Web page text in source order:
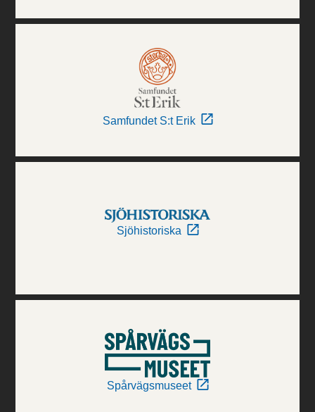
Samfundet S:t Erik
Sjöhistoriska
Spårvägsmuseet